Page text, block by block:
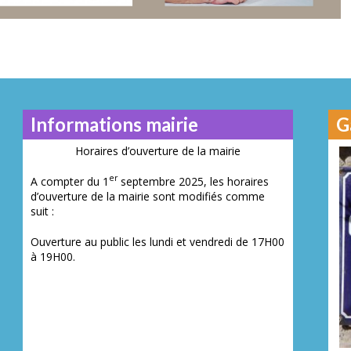
Mai 2016
N° 26
Juillet 2014
N° 23
Novembre 2013
N°
Informations mairie
Horaires d’ouverture de la mairie
A compter du 1 erseptembre 2025, les horaires
d’ouverture de la mairie sont modifiés comme
suit :
Ouverture au public les lundi et vendredi de 17H00
à 19H00.